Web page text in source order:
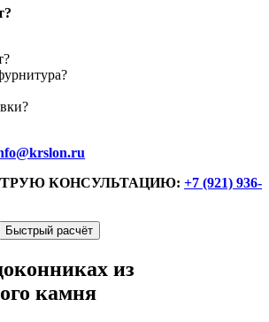
КОНСУЛЬТАЦИЮ: +7 (921) 936-
Быстрый расчёт
из
камня